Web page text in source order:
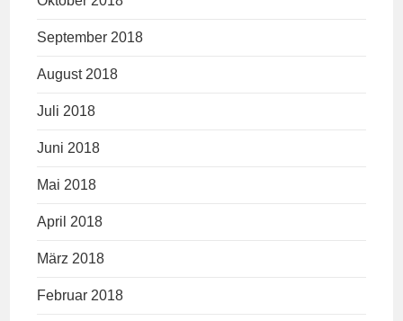
September 2018
August 2018
Juli 2018
Juni 2018
Mai 2018
April 2018
März 2018
Februar 2018